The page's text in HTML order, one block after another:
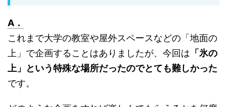
A．
これまで大学の教室や屋外スペースなどの「地面の
上」で企画することはありましたが、今回は 「氷の
上」という特殊な場所だったのでとても難しかった
です。